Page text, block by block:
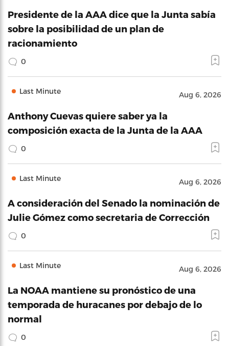
Presidente de la AAA dice que la Junta sabía
sobre la posibilidad de un plan de
racionamiento
0
Last Minute Aug 6, 2026
Anthony Cuevas quiere saber ya la
composición exacta de la Junta de la AAA
0
Last Minute Aug 6, 2026
A consideración del Senado la nominación de
Julie Gómez como secretaria de Corrección
0
Last Minute Aug 6, 2026
La NOAA mantiene su pronóstico de una
temporada de huracanes por debajo de lo
normal
0